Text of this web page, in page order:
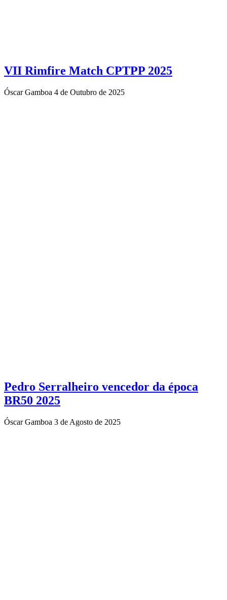
VII Rimfire Match CPTPP 2025
Óscar Gamboa 4 de Outubro de 2025
Pedro Serralheiro vencedor da época
BR50 2025
Óscar Gamboa 3 de Agosto de 2025